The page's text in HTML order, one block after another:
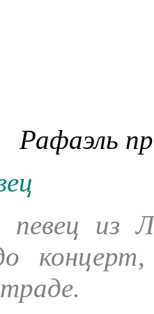
Рафаэль
певец из